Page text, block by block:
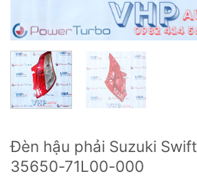
Đèn hậu phải Suzuki
35650-71L00-000